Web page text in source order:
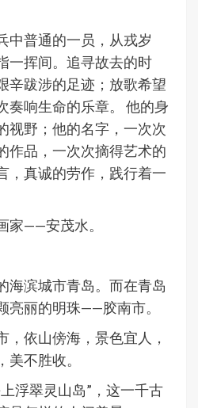
中普通的一员，从戎岁
一挥间。追寻故去的时
辛跋涉的足迹；放歌希望
奏响生命的乐章。 他的身
视野；他的名字，一次次
作品，一次次摘得艺术的
，真诚的劳作，践行着一
家——安茂水。
海滨城市青岛。而在青岛
亮丽的明珠——胶南市。
，依山傍海，景色宜人，
不胜收。
浮翠灵山岛”，这一千古